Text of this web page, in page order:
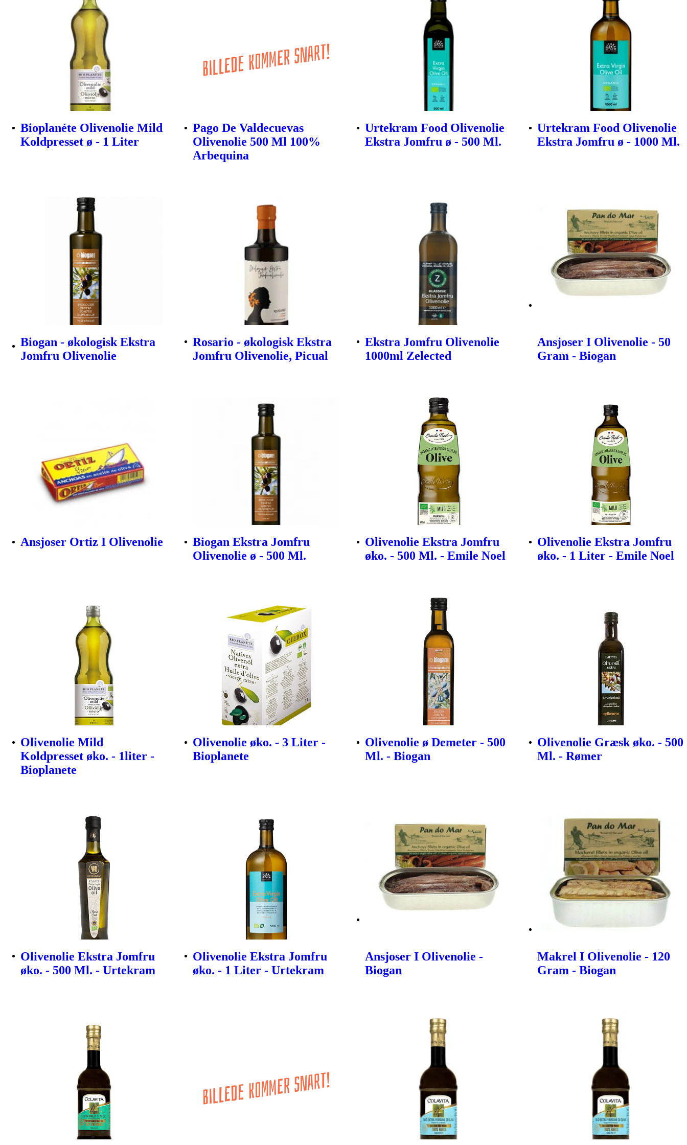
Bioplanéte Olivenolie Mild
Koldpresset ø - 1 Liter
Pago De Valdecuevas
Olivenolie 500 Ml 100%
Arbequina
Urtekram Food Olivenolie
Ekstra Jomfru ø - 500 Ml.
Urtekram Food Olivenolie
Ekstra Jomfru ø - 1000 Ml.
Biogan - økologisk Ekstra
Jomfru Olivenolie
Rosario - økologisk Ekstra
Jomfru Olivenolie, Picual
Ekstra Jomfru Olivenolie
1000ml Zelected
Ansjoser I Olivenolie - 50
Gram - Biogan
Ansjoser Ortiz I Olivenolie
Biogan Ekstra Jomfru
Olivenolie ø - 500 Ml.
Olivenolie Ekstra Jomfru
øko. - 500 Ml. - Emile Noel
Olivenolie Ekstra Jomfru
øko. - 1 Liter - Emile Noel
Olivenolie Mild
Koldpresset øko. - 1liter -
Bioplanete
Olivenolie øko. - 3 Liter -
Bioplanete
Olivenolie ø Demeter - 500
Ml. - Biogan
Olivenolie Græsk øko. - 500
Ml. - Rømer
Olivenolie Ekstra Jomfru
øko. - 500 Ml. - Urtekram
Olivenolie Ekstra Jomfru
øko. - 1 Liter - Urtekram
Ansjoser I Olivenolie -
Biogan
Makrel I Olivenolie - 120
Gram - Biogan